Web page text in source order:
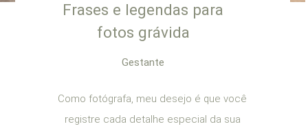
Frases e legendas para
fotos grávida
Gestante
Como fotógrafa, meu desejo é que você
registre cada detalhe especial da sua